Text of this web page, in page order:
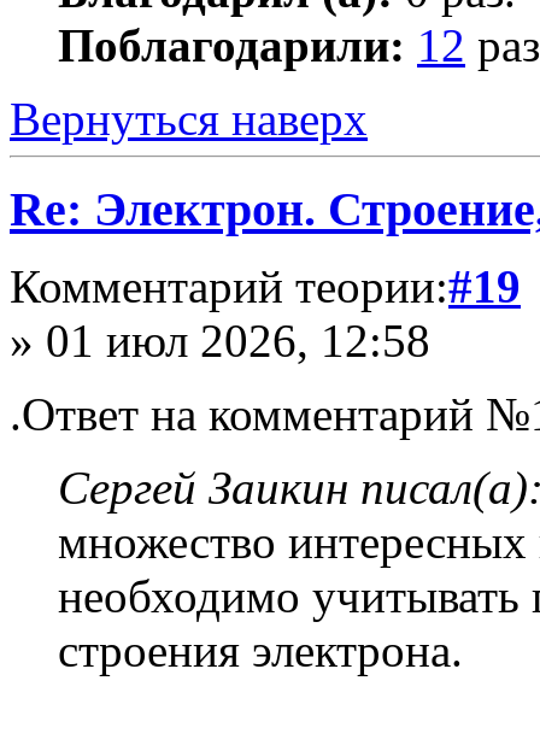
Поблагодарили: 12
Вернуться наверх
Re: Электрон.
Комментарий теории:#19
» 01 июл 2026, 12:58
.Ответ на комментарий
Сергей Заикин
множество интересных
необходимо учитывать
строения электрона.